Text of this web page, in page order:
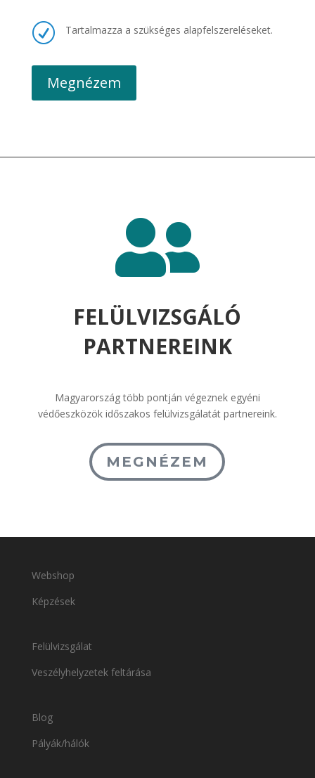
R Tartalmazza a szükséges alapfelszereléseket.
Megnézem

FELÜLVIZSGÁLÓ
PARTNEREINK
Magyarország több pontján végeznek egyéni
védőeszközök időszakos felülvizsgálatát partnereink.
MEGNÉZEM
Webshop
Képzések
Felülvizsgálat
Veszélyhelyzetek feltárása
Blog
Pályák/hálók